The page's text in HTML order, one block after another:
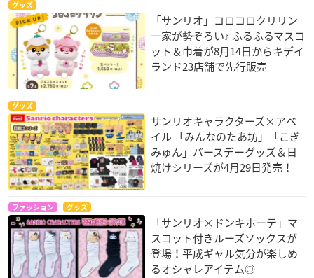
グッズ
「サンリオ」コロコロクリリン
一家が勢ぞろい♪ ふるふるマスコ
ット＆巾着が8月14日からキデイ
ランド23店舗で先行販売
グッズ
サンリオキャラクターズ×アベ
イル 「みんなのたあ坊」「こぎ
みゅん」バースデーグッズ＆日
焼けシリーズが4月29日発売！
ファッション グッズ
「サンリオ×ドンキホーテ」マ
スコット付きルーズソックスが
登場！平成ギャル気分が楽しめ
るオシャレアイテム◎